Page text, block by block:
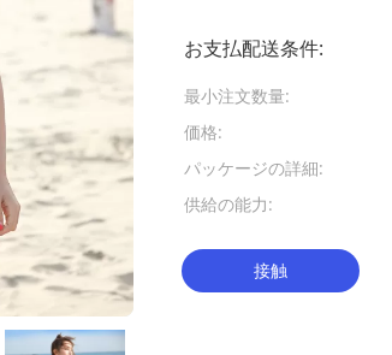
お支払配送条件:
最小注文数量:
価格:
パッケージの詳細:
供給の能力:
接触